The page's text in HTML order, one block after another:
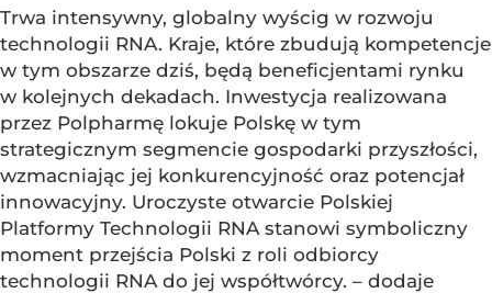
Trwa intensywny, globalny wyścig w rozwoju
technologii RNA. Kraje, które zbudują kompetencje
w tym obszarze dziś, będą beneficjentami rynku
w kolejnych dekadach. Inwestycja realizowana
przez Polpharmę lokuje Polskę w tym
strategicznym segmencie gospodarki przyszłości,
wzmacniając jej konkurencyjność oraz potencjał
innowacyjny. Uroczyste otwarcie Polskiej
Platformy Technologii RNA stanowi symboliczny
moment przejścia Polski z roli odbiorcy
technologii RNA do jej współtwórcy. – dodaje